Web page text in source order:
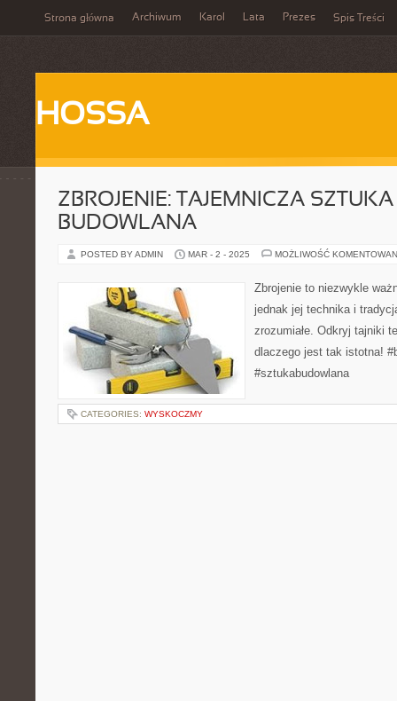
Strona główna Archiwum Karol Lata Prezes Spis Treści
HOSSA
ZBROJENIE: TAJEMNICZA
BUDOWLANA
POSTED BY ADMIN MAR - 2 - 2025 MOŻLIWOŚĆ
Zbrojenie to niezwykle
jednak jej technika i
zrozumiałe. Odkryj tajniki
dlaczego jest tak istotna!
#sztukabudowlana
CATEGORIES: WYSKOCZMY